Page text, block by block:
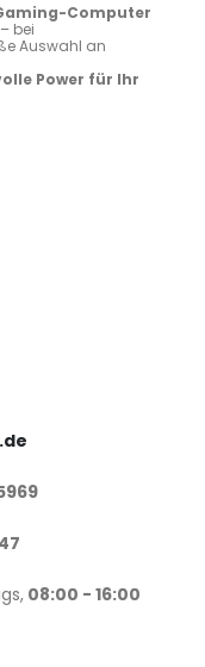
Computer
– bei
Auswahl an
Power für Ihr
08:00 - 16:00